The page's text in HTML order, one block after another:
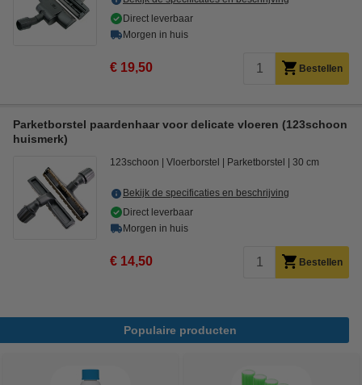
Direct leverbaar
Morgen in huis
€ 19,50 Bestellen
Parketborstel paardenhaar voor delicate vloeren (123schoon
huismerk)
123schoon Vloerborstel Parketborstel 30 cm
Bekijk de specificaties en beschrijving
Direct leverbaar
Morgen in huis
€ 14,50 Bestellen
Populaire producten